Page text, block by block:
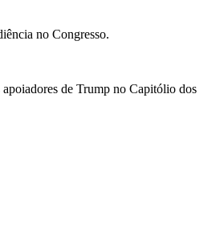
no Congresso.
de Trump no Capitólio dos